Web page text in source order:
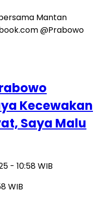
Kecewakan
Saya Malu
- 10:58 WIB
WIB